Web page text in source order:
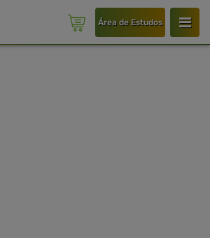
Área de Estudos